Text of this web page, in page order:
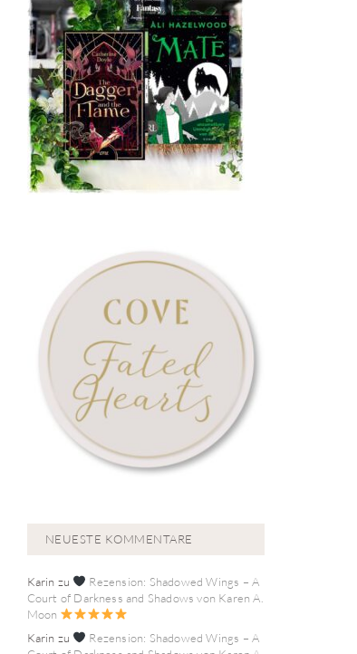
NEUESTE KOMMENTARE
Karin zu
Rezension: Shadowed Wings – A
Court of Darkness and Shadows von Karen A.
Moon
Karin zu
Rezension: Shadowed Wings – A